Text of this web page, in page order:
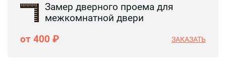
Замер дверного проема для
межкомнатной двери
от 400 ₽
ЗАКАЗАТЬ